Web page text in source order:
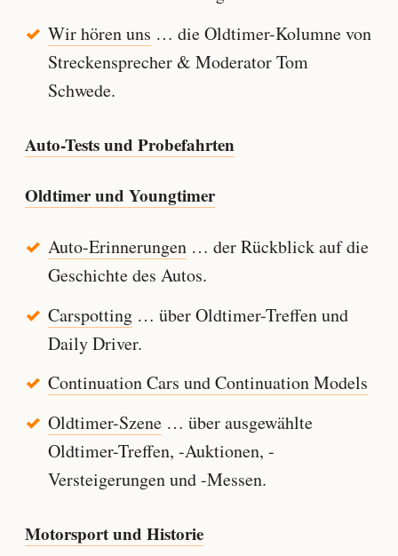
Wir hören uns … die Oldtimer-Kolumne von
Streckensprecher & Moderator Tom
Schwede.
Auto-Tests und Probefahrten
Oldtimer und Youngtimer
Auto-Erinnerungen… der Rückblick auf die
Geschichte des Autos.
Carspotting… über Oldtimer-Treffen und
Daily Driver.
Continuation Cars und Continuation Models
Oldtimer-Szene… über ausgewählte
Oldtimer-Treffen, -Auktionen, -
Versteigerungen und -Messen.
Motorsport und Historie